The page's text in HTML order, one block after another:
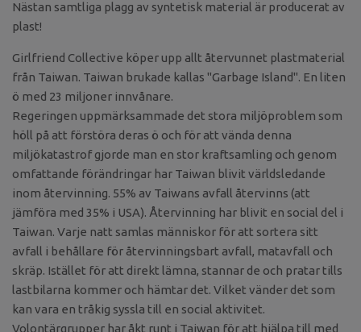
Nästan samtliga plagg av syntetisk material är producerat av
plast!
Girlfriend Collective köper upp allt återvunnet plastmaterial
från Taiwan. Taiwan brukade kallas "Garbage Island". En liten
ö med 23 miljoner innvånare.
Regeringen uppmärksammade det stora miljöproblem som
höll på att förstöra deras ö och för att vända denna
miljökatastrof gjorde man en stor kraftsamling och genom
omfattande förändringar har Taiwan blivit världsledande
inom återvinning. 55% av Taiwans avfall återvinns (att
jämföra med 35% i USA). Återvinning har blivit en social del i
Taiwan. Varje natt samlas människor för att sortera sitt
avfall i behållare för återvinningsbart avfall, matavfall och
skräp. Istället för att direkt lämna, stannar de och pratar tills
lastbilarna kommer och hämtar det. Vilket vänder det som
kan vara en tråkig syssla till en social aktivitet.
Volontärgrupper har åkt runt i Taiwan för att hjälpa till med